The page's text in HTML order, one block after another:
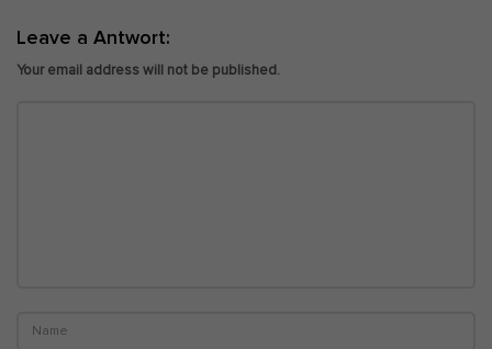
Leave a Antwort:
Your email address will not be published.